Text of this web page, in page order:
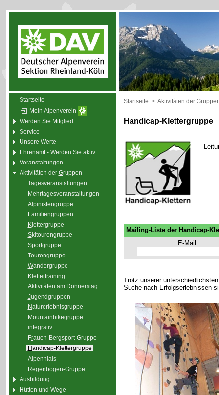
Startseite
Mein Alpenverein
Werden Sie Mitglied
Service
Unsere Werte
Ehrenamt - Werden Sie aktiv
Veranstaltungen
Aktivitäten der Gruppen
Tagesveranstaltungen
Mehrtagesveranstaltungen
Alpinistengruppe
Familiengruppen
Klettergruppe
Skitourengruppe
Sportgruppe
Tourengruppe
Wandergruppe
Kl ettertraining
Aktivitäten am Donnerstag
Jugendgruppen
Naturerlebnisgruppe
Mountainbikegruppe
integrativ
Frauen-Bergsport-Gruppe
Handicap-Klettergruppe
Alpennials
Regenbogen-Gruppe
Ausbildung
Hütten und Wege
Startseite > Aktivitäten der
Handicap-Klettergruppe
Mailing-Liste der Handicap-
E-Mail:
Trotz unserer
Suche nach Erfolgserlebnissen